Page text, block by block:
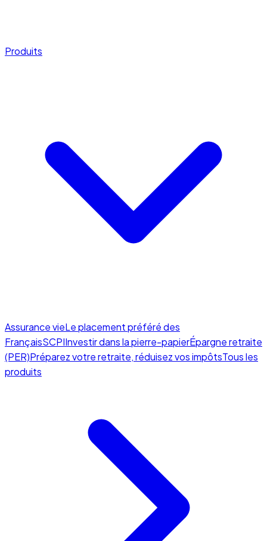
Produits
Assurance vieLe placement préféré des
FrançaisSCPIInvestir dans la pierre-papierÉpargne retraite
(PER)Préparez votre retraite, réduisez vos impôtsTous les
produits